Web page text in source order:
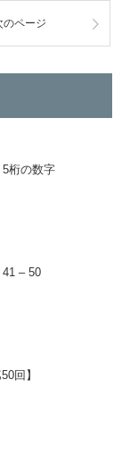
のページ
桁の数字
– 50
回】